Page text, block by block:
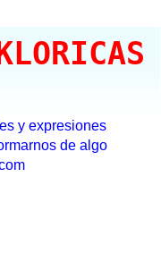
y expresiones
de algo